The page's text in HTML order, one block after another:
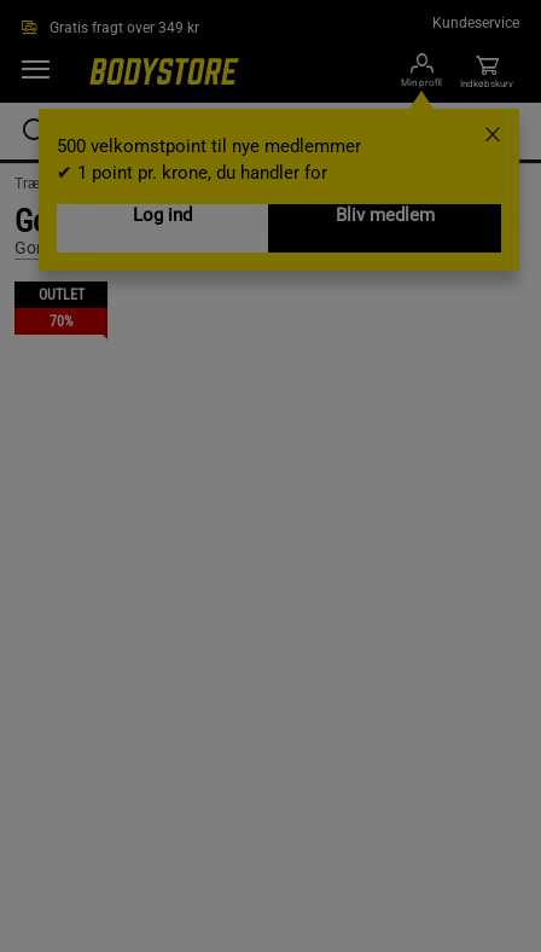
Gratis fragt over 349 kr Kundeservice
Min profil
500 velkomstpoint til nye medlemmer
✔ 1 point pr. krone, du handler for
Log ind
Bliv medlem
Indkøbskurv
Træningstøj /Træningstøj til mænd /Undertøj
Gorilla Wear Boxershorts 3-pack, Black, M
Gorilla Wear
OUTLET
70%